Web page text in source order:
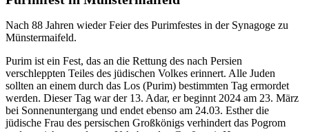
Nach 88 Jahren wieder Feier des Purimfestes in der Synagoge zu
Münstermaifeld.
Purim ist ein Fest, das an die Rettung des nach Persien
verschleppten Teiles des jüdischen Volkes erinnert. Alle Juden
sollten an einem durch das Los (Purim) bestimmten Tag ermordet
werden. Dieser Tag war der 13. Adar, er beginnt 2024 am 23. März
bei Sonnenuntergang und endet ebenso am 24.03. Esther die
jüdische Frau des persischen Großkönigs verhindert das Pogrom